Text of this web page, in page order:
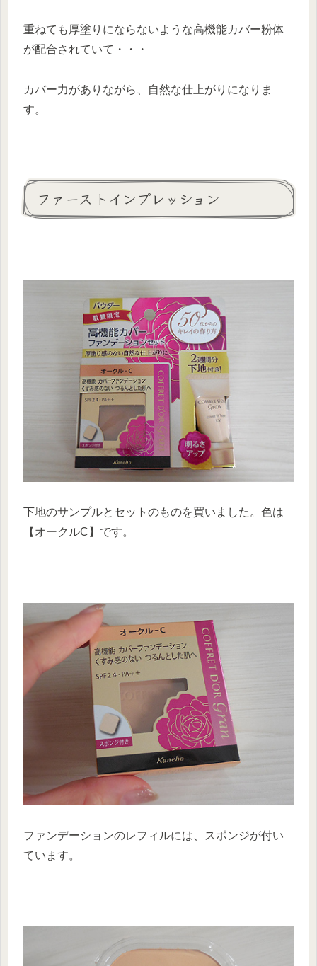
重ねても厚塗りにならないような高機能カバー粉体
が配合されていて・・・
カバー力がありながら、自然な仕上がり になりま
す。
ファーストインプレッション
下地のサンプルとセットのものを買いました。色は
【オークルC】です。
ファンデーションのレフィルには、スポンジが付い
ています。